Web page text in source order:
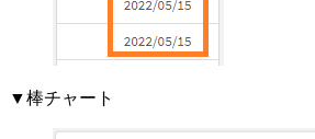
▼棒チャート